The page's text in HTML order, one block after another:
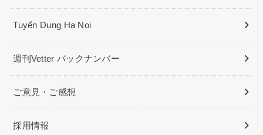
Tuyển Dụng Ha Noi
週刊Vetter バックナンバー
ご意見・ご感想
採用情報